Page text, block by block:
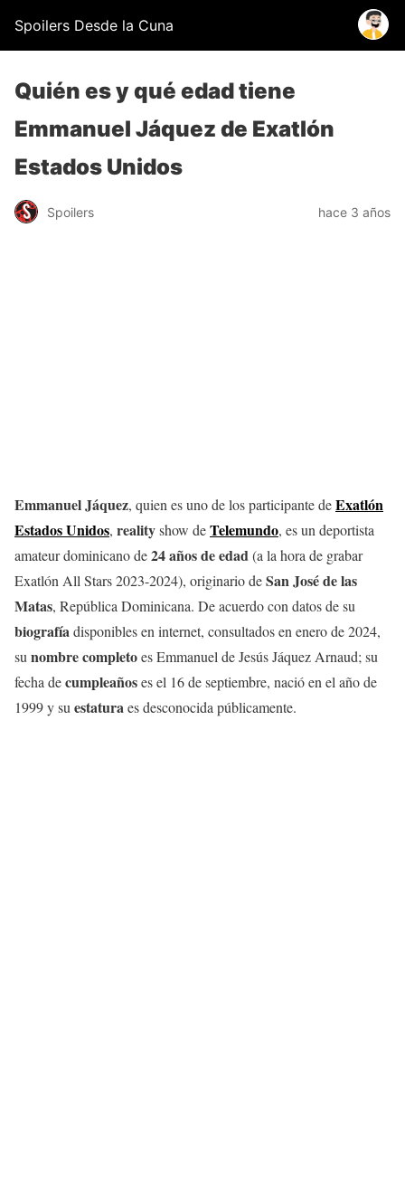
Spoilers Desde la Cuna
Quién es y qué edad tiene
Emmanuel Jáquez de Exatlón
Estados Unidos
Spoilers hace 3 años
Emmanuel Jáquez, quien es uno de los participante deExatlón
Estados Unidos, realityshow deTelemundo, es un deportista
amateur dominicano de24 años de edad(a la hora de grabar
Exatlón All Stars 2023-2024), originario deSan José de las
Matas, República Dominicana. De acuerdo con datos de su
biografíadisponibles en internet, consultados en enero de 2024,
su nombrecompletoes Emmanuel de Jesús Jáquez Arnaud; su
fecha decumpleañoses el 16 de septiembre, nació en el año de
1999 y su estaturaes desconocida públicamente.